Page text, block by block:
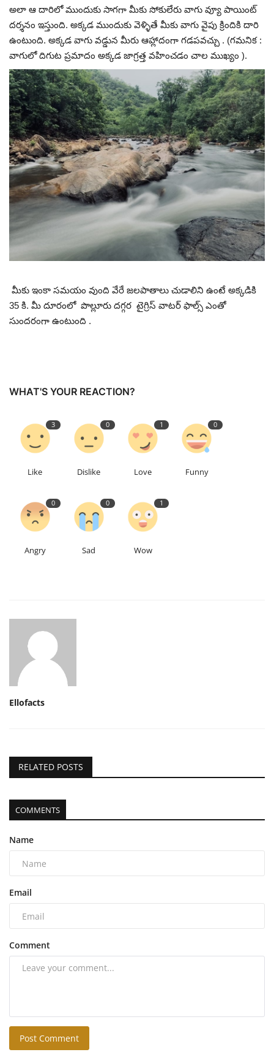
అలా ఆ దారిలో ముందుకు సాగగా మీకు సోకులేరు వాగు వ్యూ పాయింట్
దర్శనం ఇస్తుంది. అక్కడ ముందుకు వెళ్ళితే మీకు వాగు వైపు క్రిందికి దారి
ఉంటుంది. అక్కడ వాగు వడ్డున మీరు ఆహ్లాదంగా గడపవచ్చు . (గమనిక :
వాగులో దిగుట ప్రమాదం అక్కడ జాగ్రత్త వహించడం చాల ముఖ్యం ).
మీకు ఇంకా సమయం వుంది వేరే జలపాతాలు చుడాలిని ఉంటే అక్కడికి
35 కి. మీ దూరంలో పొల్లూరు దగ్గర టైగ్రిస్ వాటర్ ఫాల్స్ ఎంతో
సుందరంగా ఉంటుంది .
WHAT'S YOUR REACTION?
3
Like
0
Dislike
1
Love
0
Funny
0
Angry
0
Sad
1
Wow
Ellofacts
RELATED POSTS
COMMENTS
Name
Email
Comment
Post Comment